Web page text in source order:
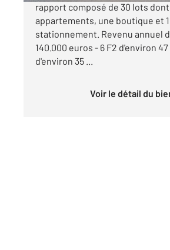
rapport composé de 30 lots dont
appartements, une boutique et
stationnement. Revenu annuel
140.000 euros - 6 F2 d'environ 47
d'environ 35 ...
Voir le détail du